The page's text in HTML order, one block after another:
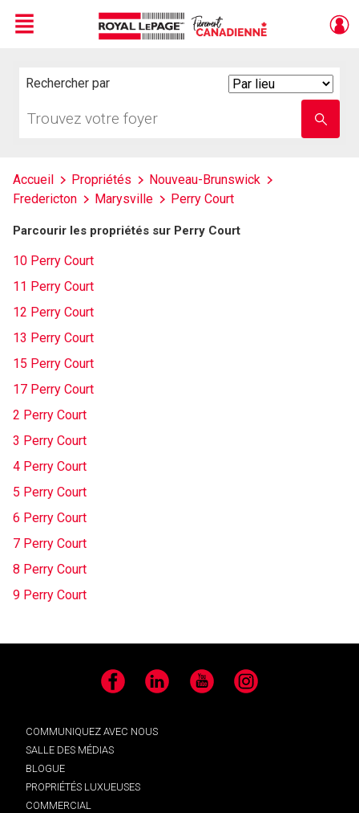
Menu
Rechercher par
votre
nom
Accueil Propriétés
Nouveau-Brunswick
Fredericton
Marysville Perry Court
Parcourir les propriétés sur Perry Court
10 Perry Court
11 Perry Court
12 Perry Court
13 Perry Court
15 Perry Court
17 Perry Court
2 Perry Court
3 Perry Court
4 Perry Court
5 Perry Court
6 Perry Court
7 Perry Court
8 Perry Court
9 Perry Court
Facebook LinkedIn YouTube Instagram
COMMUNIQUEZ AVEC NOUS
SALLE DES MÉDIAS
BLOGUE
PROPRIÉTÉS LUXUEUSES
COMMERCIAL